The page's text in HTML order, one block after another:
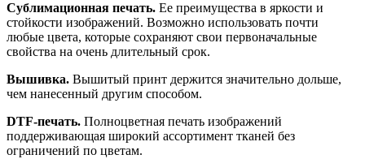
Сублимационная печать. Ее преимущества в яркости и
стойкости изображений. Возможно использовать почти
любые цвета, которые сохраняют свои первоначальные
свойства на очень длительный срок.
Вышивка. Вышитый принт держится значительно дольше,
чем нанесенный другим способом.
DTF-печать. Полноцветная печать изображений
поддерживающая широкий ассортимент тканей без
ограничений по цветам.